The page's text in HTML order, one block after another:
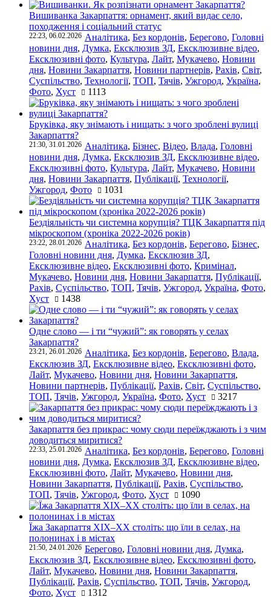
Вишиванка Закарпаття: орнамент, який видає село,
походження і соціальний статус
22:23, 06.02.2026 Аналітика, Без кордонів, Берегово, Головні
новини дня, Думка, Ексклюзив ЗД, Ексклюзивне відео,
Ексклюзивні фото, Культура, Лайт, Мукачево, Новини
дня, Новини Закарпаття, Новини партнерів, Рахів, Світ,
Суспільство, Технології, ТОП, Тячів, Ужгород, Україна,
Фото, Хуст 1113
Бруківка, яку знімають і нищать: з чого зроблені вулиці
Закарпаття?
21:30, 31.01.2026 Аналітика, Бізнес, Відео, Влада, Головні
новини дня, Думка, Ексклюзив ЗД, Ексклюзивне відео,
Ексклюзивні фото, Культура, Лайт, Мукачево, Новини
дня, Новини Закарпаття, Публікації, Технології,
Ужгород, Фото 1031
Бездіяльність чи системна корупція? ТЦК Закарпаття під
мікроскопом (хроніка 2022-2026 років)
23:22, 28.01.2026 Аналітика, Без кордонів, Берегово, Бізнес,
Головні новини дня, Думка, Ексклюзив ЗД,
Ексклюзивне відео, Ексклюзивні фото, Кримінал,
Мукачево, Новини дня, Новини Закарпаття, Публікації,
Рахів, Суспільство, ТОП, Тячів, Ужгород, Україна, Фото,
Хуст
1438
Одне слово — і ти “чужий”: як говорять у селах
Закарпаття?
23:21, 26.01.2026 Аналітика, Без кордонів, Берегово, Влада,
Ексклюзив ЗД, Ексклюзивне відео, Ексклюзивні фото,
Лайт, Мукачево, Новини дня, Новини Закарпаття,
Новини партнерів, Публікації, Рахів, Світ, Суспільство,
ТОП, Тячів, Ужгород, Україна, Фото, Хуст 3217
Закарпаття без прикрас: чому сюди переїжджають і з чим
доводиться миритися?
22:33, 25.01.2026 Аналітика, Без кордонів, Берегово, Головні
новини дня, Думка, Ексклюзив ЗД, Ексклюзивне відео,
Ексклюзивні фото, Лайт, Мукачево, Новини дня,
Новини Закарпаття, Публікації, Рахів, Суспільство,
ТОП, Тячів, Ужгород, Фото, Хуст 1090
Їжа Закарпаття ХІХ–ХХ століть: що їли в селах, на
полонинах і в містах
21:50, 24.01.2026 Берегово, Головні новини дня, Думка,
Ексклюзив ЗД, Ексклюзивне відео, Ексклюзивні фото,
Лайт, Мукачево, Новини дня, Новини Закарпаття,
Публікації, Рахів, Суспільство, ТОП, Тячів, Ужгород,
Фото, Хуст 1312